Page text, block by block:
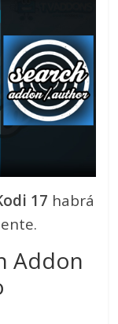
17 habrá
Addon